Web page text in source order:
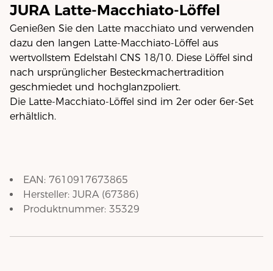
JURA Latte-Macchiato-Löffel
Genießen Sie den Latte macchiato und verwenden
dazu den langen Latte-Macchiato-Löffel aus
wertvollstem Edelstahl CNS 18/10. Diese Löffel sind
nach ursprünglicher Besteckmachertradition
geschmiedet und hochglanzpoliert.
Die Latte-Macchiato-Löffel sind im 2er oder 6er-Set
erhältlich.
EAN: 7610917673865
Hersteller: JURA(67386)
Produktnummer: 35329